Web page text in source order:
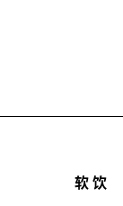
软饮